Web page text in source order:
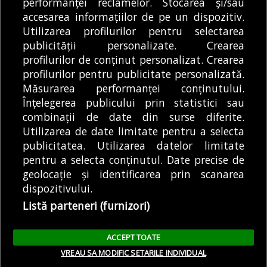
operată, pe această...
08/08/2026
bombardamentele din
1944, s-au întors...
ANDREEA TUDOR 08/08/2026
MODIFICĂ SETĂRILE COOKIES
© Copyright 2025 - Buletin de București.
Găzduit dePresslabs.com. Powered by TRS Design.
Despre
Noi
Media
Kit
Politică De
Confidențialitate
Cookie
Policy (EU)
Cookie
Policy
Tweet
Facebook
Share this selection
Tweet
accesarea informațiilor de pe un dispozitiv.
Utilizarea profilurilor pentru selectarea
publicității personalizate. Crearea
profilurilor de conținut personalizat. Crearea
profilurilor pentru publicitate personalizată.
Măsurarea performanței conținutului.
Înțelegerea publicului prin statistici sau
combinații de date din surse diferite.
Utilizarea de date limitate pentru a selecta
publicitatea. Utilizarea datelor limitate
pentru a selecta conținutul. Date precise de
geolocație și identificarea prin scanarea
dispozitivului.
Listă parteneri (furnizori)
ACCEPT TOATE
VREAU SA MODIFIC SETARILE INDIVIDUAL